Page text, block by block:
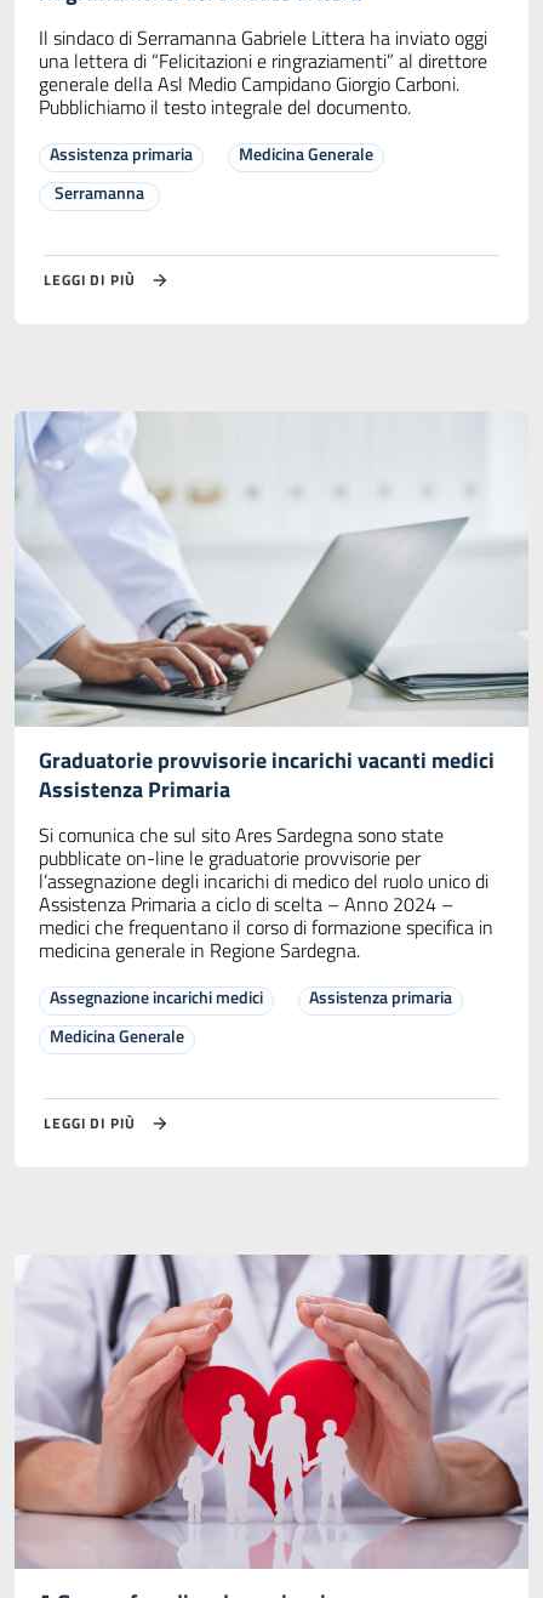
Il sindaco di Serramanna Gabriele Littera ha inviato oggi
una lettera di “Felicitazioni e ringraziamenti” al direttore
generale della Asl Medio Campidano Giorgio Carboni.
Pubblichiamo il testo integrale del documento.
Assistenza primaria
Medicina Generale
Serramanna
LEGGI DI PIÙ
Graduatorie provvisorie incarichi vacanti medici
Assistenza Primaria
Si comunica che sul sito Ares Sardegna sono state
pubblicate on-line le graduatorie provvisorie per
l’assegnazione degli incarichi di medico del ruolo unico di
Assistenza Primaria a ciclo di scelta – Anno 2024 –
medici che frequentano il corso di formazione specifica in
medicina generale in Regione Sardegna.
Assegnazione incarichi medici
Assistenza primaria
Medicina Generale
LEGGI DI PIÙ